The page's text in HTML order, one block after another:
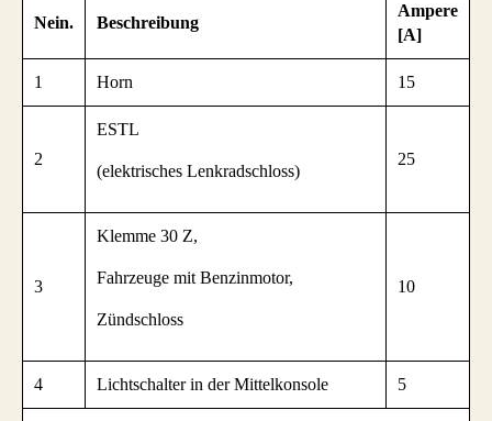
Nein. Beschreibung
Ampere
[A]
1 Horn 15
2
ESTL
(elektrisches Lenkradschloss)
25
3
Klemme 30 Z,
Fahrzeuge mit Benzinmotor,
Zündschloss
10
4 Lichtschalter in der Mittelkonsole 5